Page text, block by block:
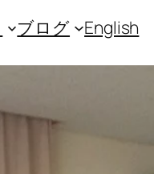
ブログ English